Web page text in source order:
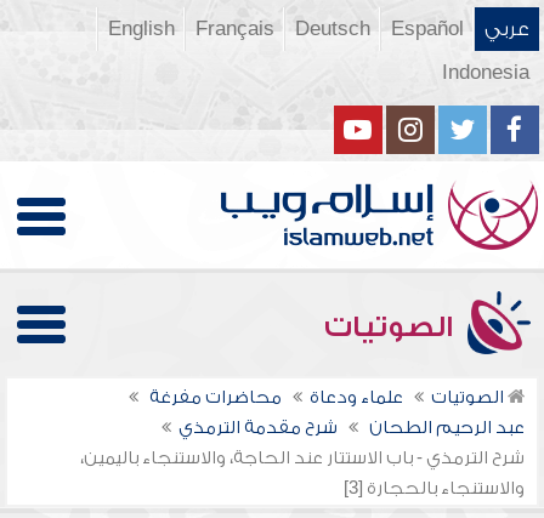
عربي Español
Deutsch
Français
English
Indonesia
الصوتيات
الصوتيات علماء ودعاة
محاضرات مفرغة
عبد الرحيم الطحان
شرح مقدمة الترمذي
شرح الترمذي - باب الاستتار عند الحاجة، والاستنجاء باليمين،
والاستنجاء بالحجارة [3]